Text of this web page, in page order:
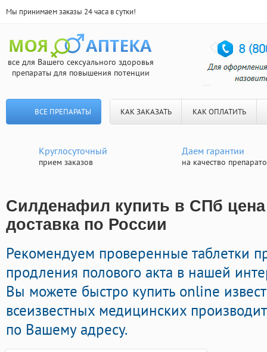
Мы принимаем заказы 24 часа в сутки!
все для Вашего сексуального здоровья
препараты для повышения потенции
ВСЕ ПРЕПАРАТЫ КАК ЗАКАЗАТЬ КАК ОПЛАТИТЬ
Круглосуточный
прием заказов
Даем гарантии
на качество
Силденафил купить в СПб
доставка по России
Рекомендуем проверенные таблетки
продления полового акта в нашей
Вы можете быстро купить online
всеизвестных медицинских
по Вашему адресу.